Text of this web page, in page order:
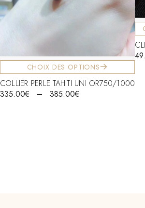
CHOIX DES OPTIONS
COLLIER PERLE TAHITI UNI OR750/1000
335.00€ – 385.00€